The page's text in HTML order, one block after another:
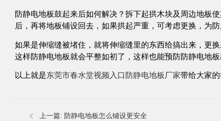
防静电地板鼓起来后如何解决？拆下起拱木块及周边地板使其通
后，再将地板铺设回去，如果拱起严重，可考虑更换，
如果是伸缩缝被堵住，就将伸缩缝里的东西给搞出来，更
这样防静电地板就会平整如初了，这样也能预防防静电地板
以上就是东莞市春水堂视频入口 防静​电地板厂家带给大家的
上一篇: 防静电地板怎么铺设更安全